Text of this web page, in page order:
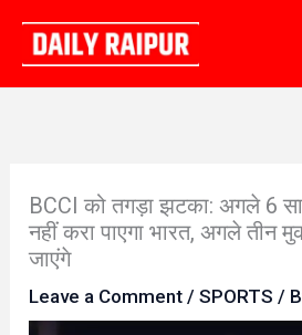
content
BCCI को तगड़ा झटका: अगले 6
नहीं करा पाएगा भारत, अगले तीन
जाएंगे
Leave a Comment /SPORTS /